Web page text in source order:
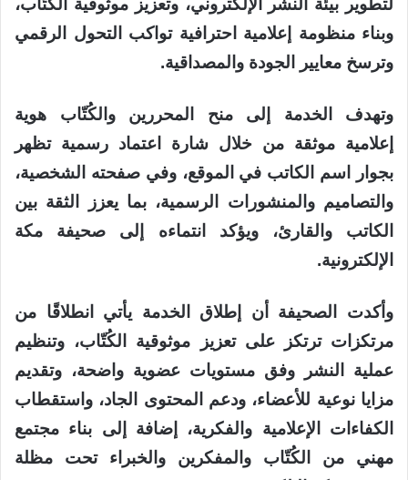
لتطوير بيئة النشر الإلكتروني، وتعزيز موثوقية الكُتّاب،
وبناء منظومة إعلامية احترافية تواكب التحول الرقمي
وترسخ معايير الجودة والمصداقية.
وتهدف الخدمة إلى منح المحررين والكُتّاب هوية
إعلامية موثقة من خلال شارة اعتماد رسمية تظهر
بجوار اسم الكاتب في الموقع، وفي صفحته الشخصية،
والتصاميم والمنشورات الرسمية، بما يعزز الثقة بين
الكاتب والقارئ، ويؤكد انتماءه إلى صحيفة مكة
الإلكترونية.
وأكدت الصحيفة أن إطلاق الخدمة يأتي انطلاقًا من
مرتكزات ترتكز على تعزيز موثوقية الكُتّاب، وتنظيم
عملية النشر وفق مستويات عضوية واضحة، وتقديم
مزايا نوعية للأعضاء، ودعم المحتوى الجاد، واستقطاب
الكفاءات الإعلامية والفكرية، إضافة إلى بناء مجتمع
مهني من الكُتّاب والمفكرين والخبراء تحت مظلة